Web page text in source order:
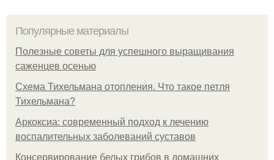
Популярные материалы
Полезные советы для успешного выращивания
саженцев осенью
Схема Тихельмана отопления. Что такое петля
Тихельмана?
Аркоксиа: современный подход к лечению
воспалительных заболеваний суставов
Консервирование белых грибов в домашних